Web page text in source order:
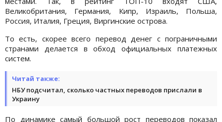
Великобритания, Германия, Кипр, Израиль, Польша,
Россия, Италия, Греция, Виргинские острова.
То есть, скорее всего перевод денег с пограничными
странами делается в обход официальных платежных
систем.
Читай также:
НБУ подсчитал, сколько частных переводов прислали в
Украину
По динамике самый большой рост переводов показал